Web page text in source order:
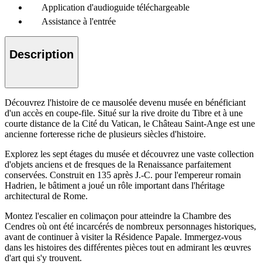
Application d'audioguide téléchargeable
Assistance à l'entrée
Description
Découvrez l'histoire de ce mausolée devenu musée en bénéficiant
d'un accès en coupe-file. Situé sur la rive droite du Tibre et à une
courte distance de la Cité du Vatican, le Château Saint-Ange est une
ancienne forteresse riche de plusieurs siècles d'histoire.
Explorez les sept étages du musée et découvrez une vaste collection
d'objets anciens et de fresques de la Renaissance parfaitement
conservées. Construit en 135 après J.-C. pour l'empereur romain
Hadrien, le bâtiment a joué un rôle important dans l'héritage
architectural de Rome.
Montez l'escalier en colimaçon pour atteindre la Chambre des
Cendres où ont été incarcérés de nombreux personnages historiques,
avant de continuer à visiter la Résidence Papale. Immergez-vous
dans les histoires des différentes pièces tout en admirant les œuvres
d'art qui s'y trouvent.